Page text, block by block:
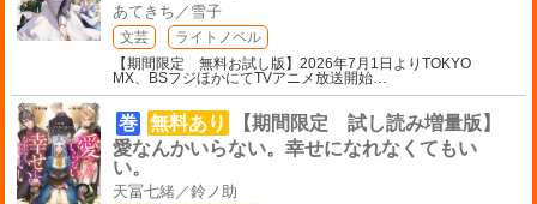
あてきち／雪子
文芸
ライトノベル
【期間限定 無料お試し版】2026年7月1日よりTOKYO
MX、BSフジほかにてTVアニメ放送開始
巻 無料あり
【期間限定 試し読み増量版】
愛なんかいらない。幸せになれなくてもい
い。
天冨七緒／鈴ノ助